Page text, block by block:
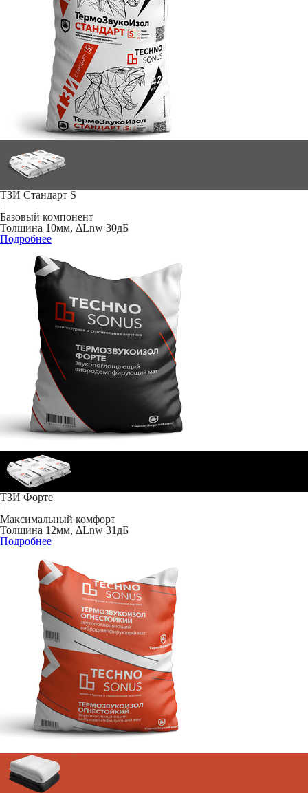
ТЗИ Стандарт S
|
Базовый компонент
Толщина 10мм, ΔLnw 30дБ
Подробнее
ТЗИ Форте
|
Максимальный комфорт
Толщина 12мм, ΔLnw 31дБ
Подробнее